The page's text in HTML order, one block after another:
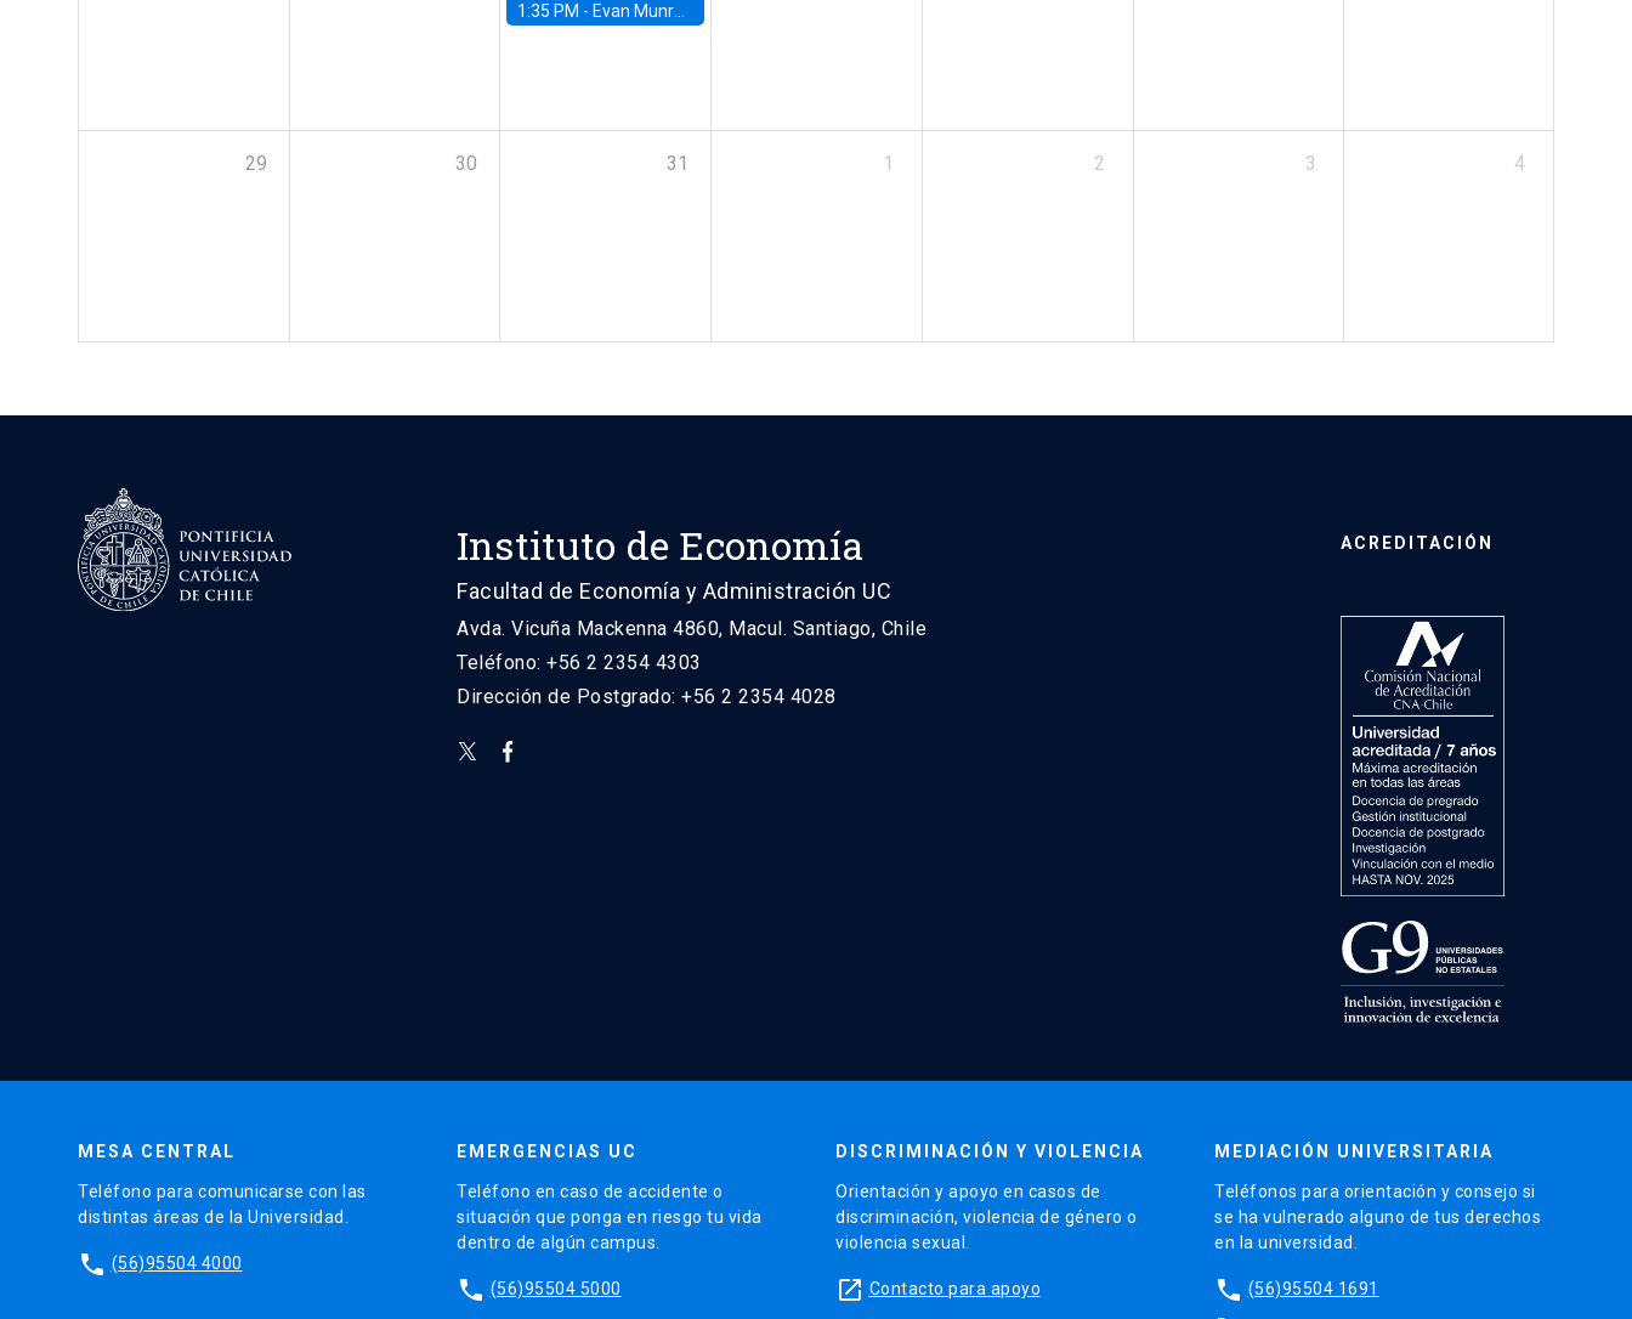
1:35 PM - Evan Munro, Neyman Visiting Assistant Professor in the Department of Statistics at UC Berkeley
29 30 31 1 2 3 4
Instituto de Economía
Facultad de Economía y Administración UC
Avda. Vicuña Mackenna 4860, Macul. Santiago, Chile
Teléfono: +56 2 2354 4303
Dirección de Postgrado: +56 2 2354 4028
ACREDITACIÓN
MESA CENTRAL
Teléfono para comunicarse con las
distintas áreas de la Universidad.
phone (56)95504 4000
EMERGENCIAS UC
Teléfono en caso de accidente o
situación que ponga en riesgo tu vida
dentro de algún campus.
phone (56)95504 5000
DISCRIMINACIÓN Y VIOLENCIA
Orientación y apoyo en casos de
discriminación, violencia de género o
violencia sexual.
launch Contacto para apoyo
MEDIACIÓN UNIVERSITARIA
Teléfonos para orientación y consejo si
se ha vulnerado alguno de tus derechos
en la universidad.
phone (56)95504 1691